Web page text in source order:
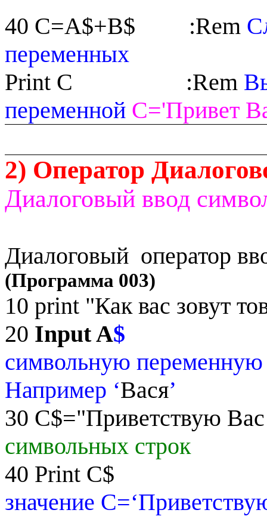
40 С=A$+B$ :Rem
переменных
Print C :Rem
переменной С='Привет
2) Оператор
Диалоговый ввод
Диалоговый оператор
(Программа 003)
10 print "Как вас зовут
20 InputA$
символьную
Например ‘Вася’
30 C$="Приветствую
символьных строк
40 Print C$
значение C